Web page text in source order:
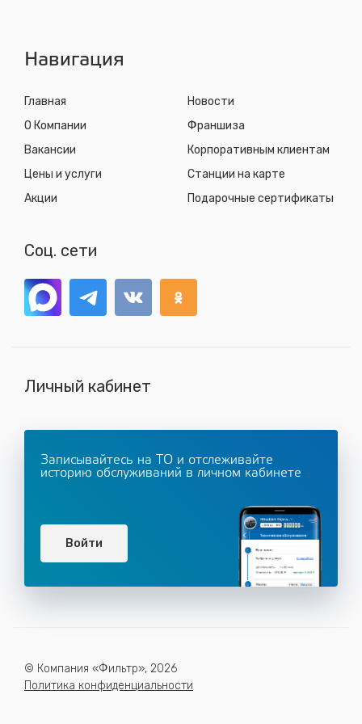
Навигация
Главная
О Компании
Вакансии
Цены и услуги
Акции
Новости
Франшиза
Корпоративным клиентам
Станции на карте
Подарочные сертификаты
Соц. сети
Личный кабинет
Записывайтесь на ТО и отслеживайте
историю обслуживаний в личном кабинете
Войти
© Компания «Фильтр», 2026
Политика конфиденциальности